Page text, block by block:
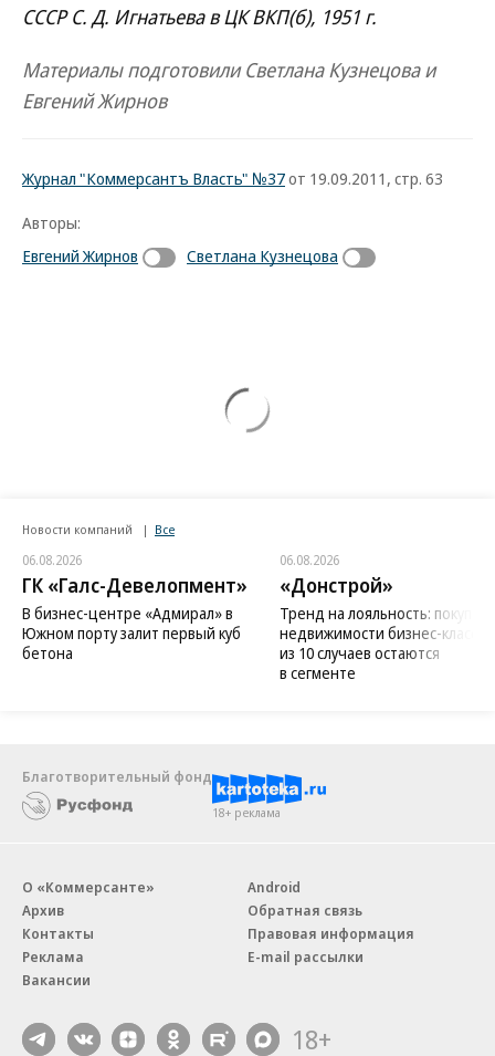
СССР С. Д. Игнатьева в ЦК ВКП(б), 1951 г.
Материалы подготовили Светлана Кузнецова и
Евгений Жирнов
Журнал "Коммерсантъ Власть" №37от 19.09.2011, стр. 63
Авторы:
Евгений Жирнов
Светлана Кузнецова
Новости компаний Все
06.08.2026
ГК «Галс-Девелопмент»
В бизнес-центре «Адмирал» в
Южном порту залит первый куб
бетона
06.08.2026
«Донстрой»
Тренд на лояльность:
недвижимости бизнес-класса
из 10 случаев остаются
в сегменте
Благотворительный фонд
18+ реклама
О «Коммерсанте»
Архив
Контакты
Реклама
Вакансии
Android
Обратная связь
Правовая информация
E-mail рассылки
18+